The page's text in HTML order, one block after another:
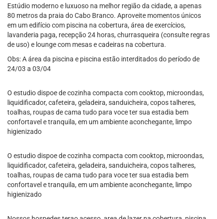
Estúdio moderno e luxuoso na melhor região da cidade, a apenas
80 metros da praia do Cabo Branco. Aproveite momentos únicos
em um edifício com piscina na cobertura, área de exercícios,
lavanderia paga, recepção 24 horas, churrasqueira (consulte regras
de uso) e lounge com mesas e cadeiras na cobertura.
Obs: A área da piscina e piscina estão interditados do período de
24/03 a 03/04
O estudio dispoe de cozinha compacta com cooktop, microondas,
liquidificador, cafeteira, geladeira, sanduicheira, copos talheres,
toalhas, roupas de cama tudo para voce ter sua estadia bem
confortavel e tranquila, em um ambiente aconchegante, limpo
higienizado
O estudio dispoe de cozinha compacta com cooktop, microondas,
liquidificador, cafeteira, geladeira, sanduicheira, copos talheres,
toalhas, roupas de cama tudo para voce ter sua estadia bem
confortavel e tranquila, em um ambiente aconchegante, limpo
higienizado